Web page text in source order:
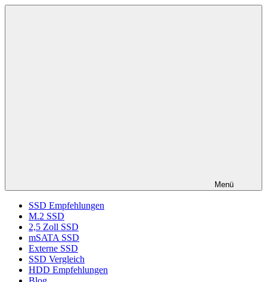
Zum
Menü
SSD Empfehlungen
M.2 SSD
2,5 Zoll SSD
mSATA SSD
Externe SSD
SSD Vergleich
HDD Empfehlungen